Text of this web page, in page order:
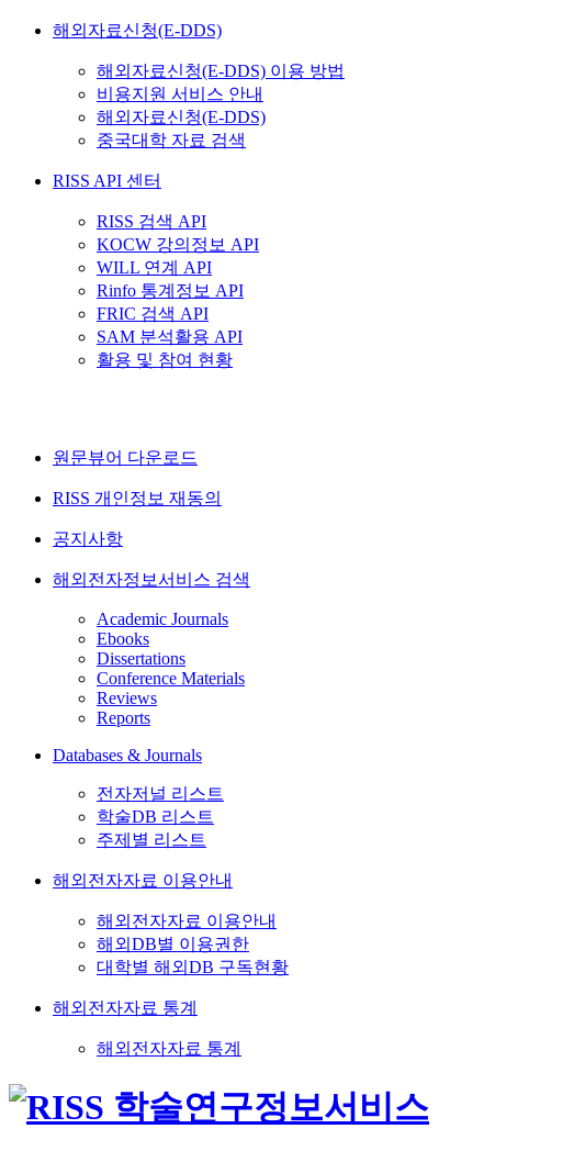
해외자료신청(E-DDS)
해외자료신청(E-DDS) 이용 방법
비용지원 서비스 안내
해외자료신청(E-DDS)
중국대학 자료 검색
RISS API 센터
RISS 검색 API
KOCW 강의정보 API
WILL 연계 API
Rinfo 통계정보 API
FRIC 검색 API
SAM 분석활용 API
활용 및 참여 현황
원문뷰어 다운로드
RISS 개인정보 재동의
공지사항
해외전자정보서비스 검색
Academic Journals
Ebooks
Dissertations
Conference Materials
Reviews
Reports
Databases & Journals
전자저널 리스트
학술DB 리스트
주제별 리스트
해외전자자료 이용안내
해외전자자료 이용안내
해외DB별 이용권한
대학별 해외DB 구독현황
해외전자자료 통계
해외전자자료 통계